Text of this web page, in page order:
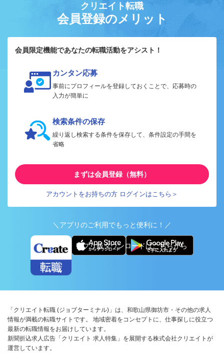
クリエイト転職
会員登録のメリット
会員限定機能であなたの転職活動をアシスト！
カンタン応募
事前にプロフィールを登録しておくことで、応募時の
入力が簡単に
検索条件の保存
繰り返し検索する条件を保存して、条件設定の手間を
省略
まずは会員登録（無料）
アカウントをお持ちの方 ログインはこちら＞
＼アプリのご利用でもっと便利に！／
アプリ版ダウンロードはこちらから
「クリエイト転職 (ジョブターミナル)」は、和歌山県御坊市・その他の求人
情報が満載の転職サイトです。 地域密着をコンセプトに、仕事探しに役立つ
最新の転職情報をお届けしています。
新聞折込求人広告「クリエイト 求人特集」を展開する株式会社クリエイトが
運営しています。